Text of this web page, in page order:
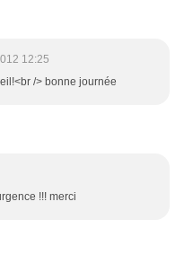
12:25
/> bonne journée
!!! merci